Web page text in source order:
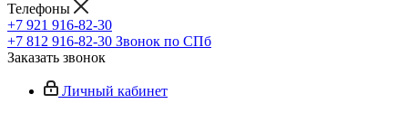
Телефоны
+7 921 916-82-30
+7 812 916-82-30 Звонок по СПб
Заказать звонок
Личный кабинет